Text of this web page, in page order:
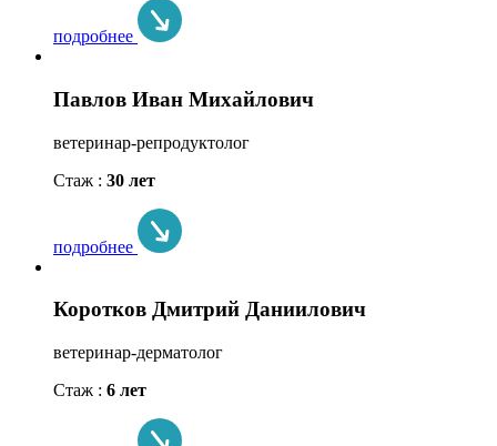
подробнее
Павлов Иван Михайлович
ветеринар-репродуктолог
Стаж : 30 лет
подробнее
Коротков Дмитрий Даниилович
ветеринар-дерматолог
Стаж : 6 лет